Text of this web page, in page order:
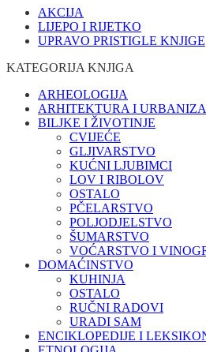
AKCIJA
LIJEPO I RIJETKO
UPRAVO PRISTIGLE KNJIGE
KATEGORIJA KNJIGA
ARHEOLOGIJA
ARHITEKTURA I
BILJKE I ŽIVOTINJE
CVIJEĆE
GLJIVARSTVO
KUĆNI LJUBIMCI
LOV I RIBOLOV
OSTALO
PČELARSTVO
POLJODJELSTVO
ŠUMARSTVO
VOĆARSTVO I
DOMAĆINSTVO
KUHINJA
OSTALO
RUČNI RADOVI
URADI SAM
ENCIKLOPEDIJE I